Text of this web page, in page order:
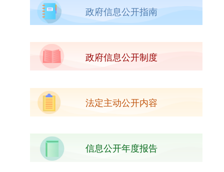
政府信息公开指南
政府信息公开制度
法定主动公开内容
信息公开年度报告